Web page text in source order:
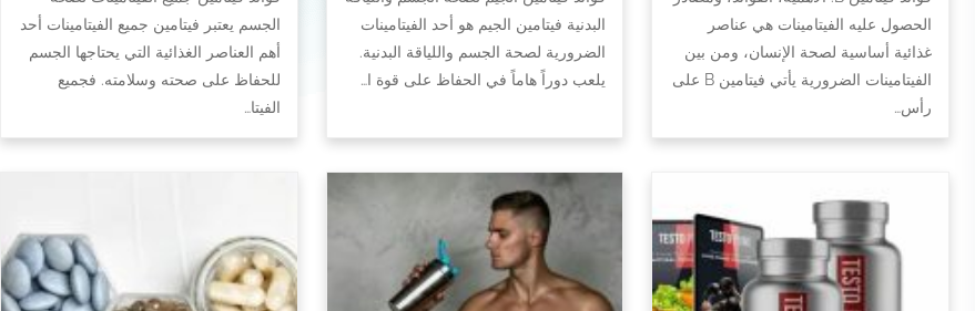
الحصول عليه الفيتامينات هي عناصر
غذائية أساسية لصحة الإنسان، ومن بين
الفيتامينات الضرورية يأتي فيتامين B على
رأس…
البدنية فيتامين الجيم هو أحد الفيتامينات
الضرورية لصحة الجسم واللياقة البدنية.
يلعب دوراً هاماً في الحفاظ على قوة ا…
الجسم يعتبر فيتامين جميع الفيتامينات أحد
أهم العناصر الغذائية التي يحتاجها الجسم
للحفاظ على صحته وسلامته. فجميع
الفيتا…